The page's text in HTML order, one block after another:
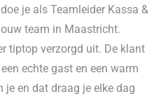
je als Teamleider Kassa &
team in Maastricht.
tiptop verzorgd uit. De klant
echte gast en een warm
je en dat draag je elke dag